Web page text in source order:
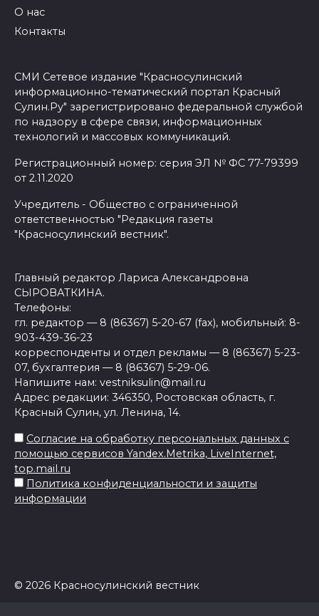
О нас
Контакты
СМИ Сетевое издание "Красносулинский
информационно-тематический портал Красный
Сулин.Ру" зарегистрировано федеральной службой
по надзору в сфере связи, информационных
технологий и массовых коммуникаций.
Регистрационный номер: серия ЭЛ № ФС 77-79399
от 2.11.2020
Учредитель - Общество с ограниченной
ответственностью "Редакция газеты
"Красносулинский вестник".
Главный редактор Лариса Александровна
СЫРОВАТКИНА.
Телефоны:
гл. редактор — 8 (86367) 5-20-67 (fax), мобильный: 8-
903-439-36-23
корреспонденты и отдел рекламы — 8 (86367) 5-23-
07, бухгалтерия — 8 (86367) 5-29-06.
Напишите нам: vestniksulin@mail.ru
Адрес редакции: 346350, Ростовская область, г.
Красный Сулин, ул. Ленина, 14.
Согласие на обработку персональных данных с
помощью сервисов Yandex.Metrika, LiveInternet,
top.mail.ru
Политика конфиденциальности и защиты
информации
© 2026 Красносулинский вестник